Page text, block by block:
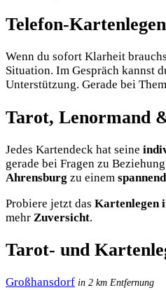
Telefon-Kartenlegen
Wenn du sofort Klarheit
Situation. Im Gespräch kannst
Unterstützung. Gerade bei
Tarot, Lenormand
Jedes Kartendeck hat seine
gerade bei Fragen zu
Ahrensburg zu einem
Probiere jetzt das Kartenlegen
mehr Zuversicht.
Tarot- und
Großhansdorf in 2 km Entfernung